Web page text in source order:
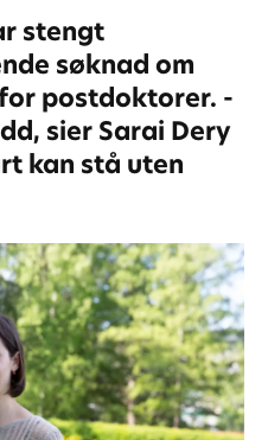
stengt
søknad om
postdoktorer. -
sier Sarai Dery
kan stå uten